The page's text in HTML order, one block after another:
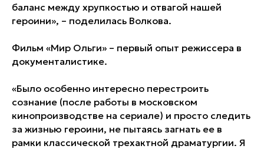
баланс между хрупкостью и отвагой нашей
героини», – поделилась Волкова.
Фильм «Мир Ольги» – первый опыт режиссера в
документалистике.
«Было особенно интересно перестроить
сознание (после работы в московском
кинопроизводстве на сериале) и просто следить
за жизнью героини, не пытаясь загнать ее в
рамки классической трехактной драматургии. Я